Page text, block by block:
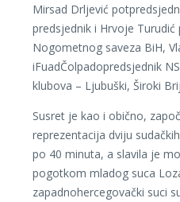
Mirsad Drljević
predsjednik i Hrvoje
Nogometnog saveza BiH,
iFuadČolpadopredsjednik
klubova – Ljubuški, Široki
Susret je kao i obično,
reprezentacija dviju
po 40 minuta, a slavila je
pogotkom mladog suca
zapadnohercegovački suci